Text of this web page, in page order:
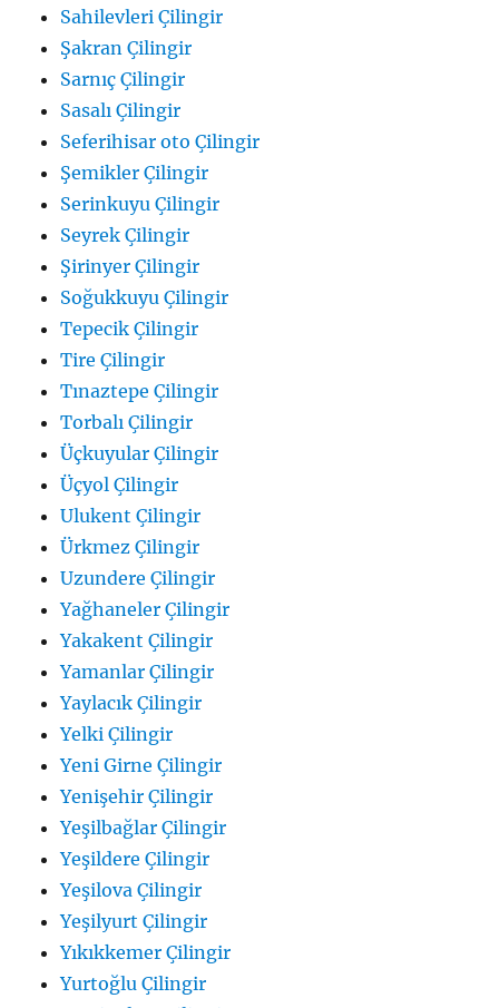
Sahilevleri Çilingir
Şakran Çilingir
Sarnıç Çilingir
Sasalı Çilingir
Seferihisar oto Çilingir
Şemikler Çilingir
Serinkuyu Çilingir
Seyrek Çilingir
Şirinyer Çilingir
Soğukkuyu Çilingir
Tepecik Çilingir
Tire Çilingir
Tınaztepe Çilingir
Torbalı Çilingir
Üçkuyular Çilingir
Üçyol Çilingir
Ulukent Çilingir
Ürkmez Çilingir
Uzundere Çilingir
Yağhaneler Çilingir
Yakakent Çilingir
Yamanlar Çilingir
Yaylacık Çilingir
Yelki Çilingir
Yeni Girne Çilingir
Yenişehir Çilingir
Yeşilbağlar Çilingir
Yeşildere Çilingir
Yeşilova Çilingir
Yeşilyurt Çilingir
Yıkıkkemer Çilingir
Yurtoğlu Çilingir